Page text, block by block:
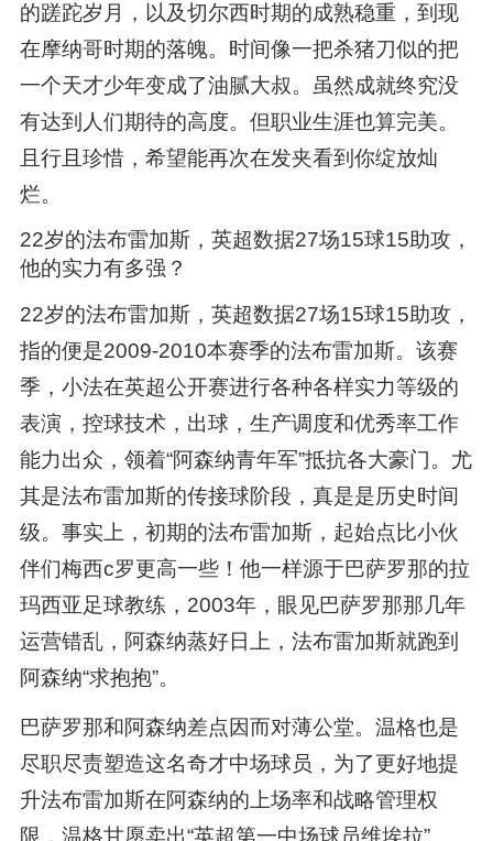
的蹉跎岁月，以及切尔西时期的成熟稳重，到现
在摩纳哥时期的落魄。时间像一把杀猪刀似的把
一个天才少年变成了油腻大叔。虽然成就终究没
有达到人们期待的高度。但职业生涯也算完美。
且行且珍惜，希望能再次在发夹看到你绽放灿
烂。
22岁的法布雷加斯，英超数据27场15球15助攻，
他的实力有多强？
22岁的法布雷加斯，英超数据27场15球15助攻，
指的便是2009-2010本赛季的法布雷加斯。该赛
季，小法在英超公开赛进行各种各样实力等级的
表演，控球技术，出球，生产调度和优秀率工作
能力出众，领着“阿森纳青年军”抵抗各大豪门。尤
其是法布雷加斯的传接球阶段，真是是历史时间
级。事实上，初期的法布雷加斯，起始点比小伙
伴们梅西c罗更高一些！他一样源于巴萨罗那的拉
玛西亚足球教练，2003年，眼见巴萨罗那那几年
运营错乱，阿森纳蒸好日上，法布雷加斯就跑到
阿森纳“求抱抱”。
巴萨罗那和阿森纳差点因而对薄公堂。温格也是
尽职尽责塑造这名奇才中场球员，为了更好地提
升法布雷加斯在阿森纳的上场率和战略管理权
限，温格甘愿卖出“英超第一中场球员维埃拉”。